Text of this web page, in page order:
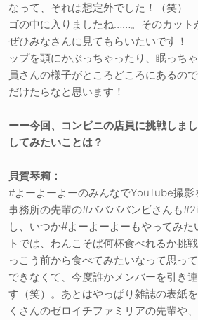
なって、それは想定外でした！（笑）
ゴの中に入りましたね……。そのカット
ぜひみなさんに見てもらいたいです！
ップを頭にかぶっちゃったり、眠っち
員さんの様子がところどころにあるの
だけたらなと思います！
ーー今回、コンビニの店員に挑戦しま
してみたいことは？
貝賀琴莉：
#よーよーよーのみんなでYouTube撮
事務所の先輩の#ババババンビさんも
し、いつか#よーよーよーもやってみ
トでは、わんこそば何杯食べれるか挑
っこう前から食べてみたいなって思っ
できなくて、今度誰かメンバーを引き
す（笑）。あとはやっぱり雑誌の表紙
くさんのゼロイチファミリアの先輩や